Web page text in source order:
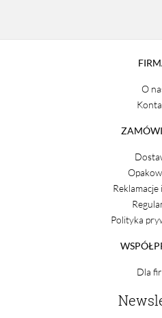
O
Polityka
Dla